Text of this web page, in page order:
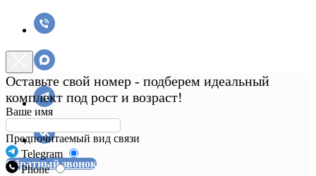
Обратный звонок
Оставьте свой номер - подберем идеальный
комплект под рост и возраст!
Ваше имя
Предпочитаемый вид связи
Telegram
Phone